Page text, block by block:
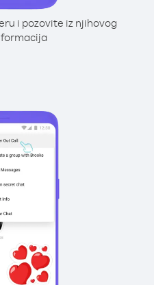
i pozovite iz njihovog